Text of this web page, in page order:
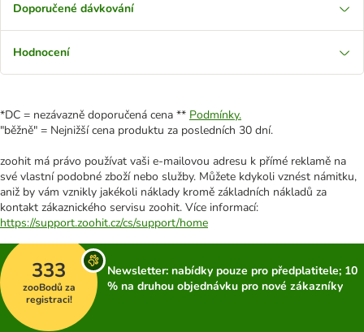
Doporučené dávkování
Hodnocení
*DC = nezávazně doporučená cena ** Podmínky.
"běžně" = Nejnižší cena produktu za posledních 30 dní.
zoohit má právo používat vaši e-mailovou adresu k přímé reklamě na
své vlastní podobné zboží nebo služby. Můžete kdykoli vznést námitku,
aniž by vám vznikly jakékoli náklady kromě základních nákladů za
kontakt zákaznického servisu zoohit. Více informací:
https://support.zoohit.cz/cs/support/home
333
zooBodů za
registraci!
Newsletter: nabídky pouze pro předplatitele; 10
% na druhou objednávku pro nové zákazníky